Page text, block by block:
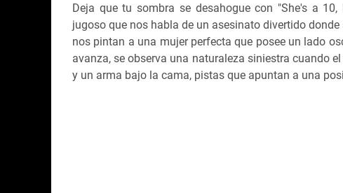
Deja que tu sombra se desahogue con "She's a
jugoso que nos habla de un asesinato divertido
nos pintan a una mujer perfecta que posee un lado
avanza, se observa una naturaleza siniestra cuando
y un arma bajo la cama, pistas que apuntan a una